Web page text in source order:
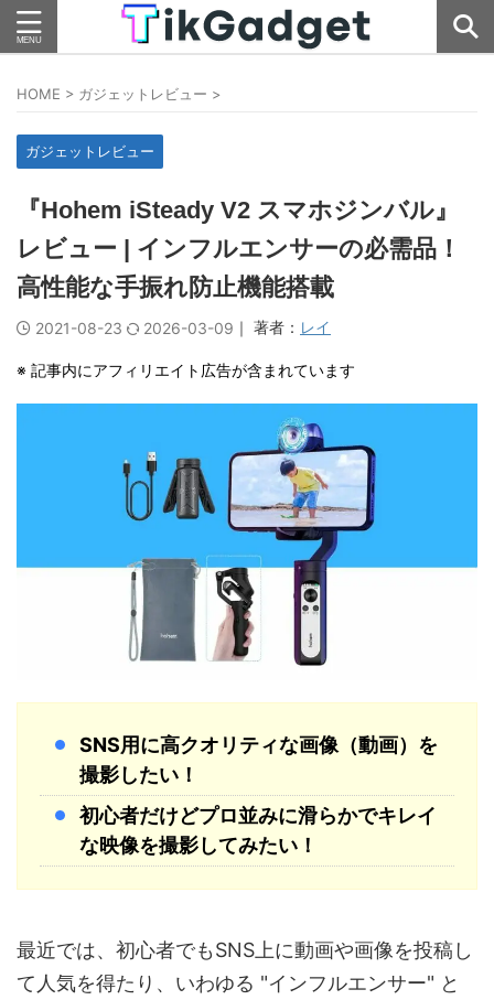
HOME > ガジェットレビュー >
ガジェットレビュー
『Hohem iSteady V2 スマホジンバル』
レビュー | インフルエンサーの必需品！
高性能な手振れ防止機能搭載
2021-08-23 2026-03-09 ｜ 著者： レイ
※ 記事内にアフィリエイト広告が含まれています
SNS用に高クオリティな画像（動画）を
撮影したい！
初心者だけどプロ並みに滑らかでキレイ
な映像を撮影してみたい！
最近では、初心者でもSNS上に動画や画像を投稿し
て人気を得たり、いわゆる "インフルエンサー" と